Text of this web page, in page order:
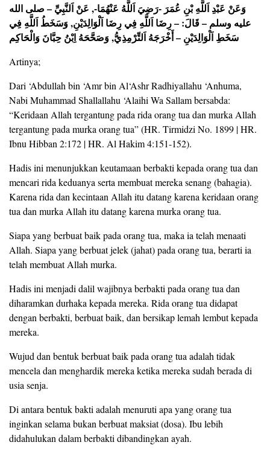
وَعَنْ عَبْدِ اَللَّهِ بْنِ عُمَرَ -رَضِيَ اَللَّهُ عَنْهُمَا-, عَنْ اَلنَّبِيِّ – صلى الله
عليه وسلم – قَالَ: – رِضَا اَللَّهِ فِي رِضَا اَلْوَالِدَيْنِ, وَسَخَطُ اَللَّهِ فِي
سَخَطِ اَلْوَالِدَيْنِ – أَخْرَجَهُ اَلتِّرْمِذِيُّ, وَصَحَّحَهُ اِبْنُ حِبَّانَ وَالْحَاكِم
Artinya;
Dari ‘Abdullah bin ‘Amr bin Al‘Ashr Radhiyallahu ‘Anhuma,
Nabi Muhammad Shallallahu ‘Alaihi Wa Sallam bersabda:
“Keridaan Allah tergantung pada rida orang tua dan murka Allah
tergantung pada murka orang tua” (HR. Tirmidzi No. 1899 | HR.
Ibnu Hibban 2:172 | HR. Al Hakim 4:151-152).
Hadis ini menunjukkan keutamaan berbakti kepada orang tua dan
mencari rida keduanya serta membuat mereka senang (bahagia).
Karena rida dan kecintaan Allah itu datang karena keridaan orang
tua dan murka Allah itu datang karena murka orang tua.
Siapa yang berbuat baik pada orang tua, maka ia telah menaati
Allah. Siapa yang berbuat jelek (jahat) pada orang tua, berarti ia
telah membuat Allah murka.
Hadis ini menjadi dalil wajibnya berbakti pada orang tua dan
diharamkan durhaka kepada mereka. Rida orang tua didapat
dengan berbakti, berbuat baik, dan bersikap lemah lembut kepada
mereka.
Wujud dan bentuk berbuat baik pada orang tua adalah tidak
mencela dan menghardik mereka ketika mereka sudah berada di
usia senja.
Di antara bentuk bakti adalah menuruti apa yang orang tua
inginkan selama bukan berbuat maksiat (dosa). Ibu lebih
didahulukan dalam berbakti dibandingkan ayah.